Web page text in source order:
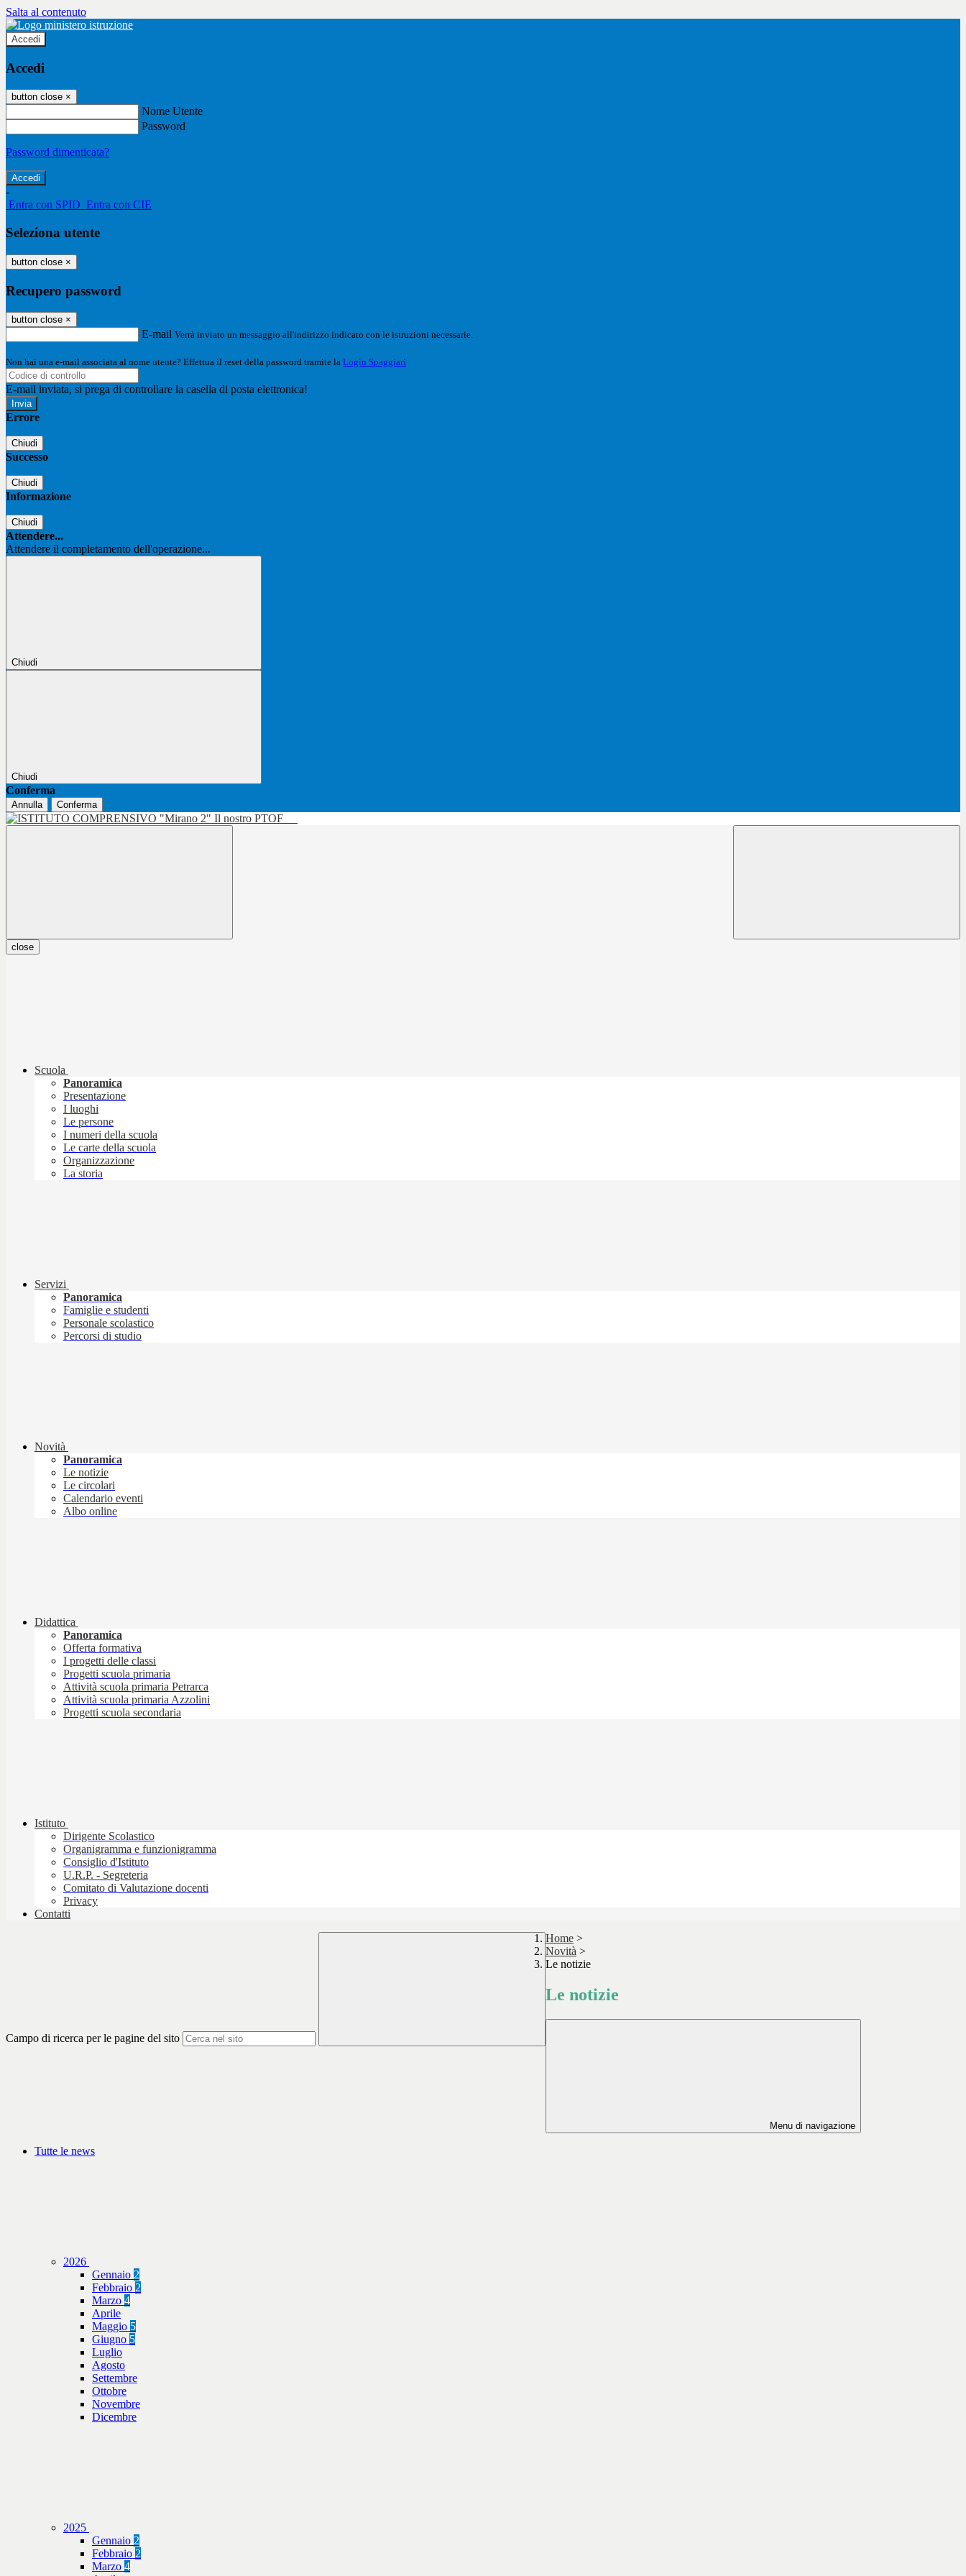
Salta al contenuto
Accedi
Accedi
button close ×
Nome Utente
Password
Password dimenticata?
-
Entra con SPID Entra con CIE
Seleziona utente
button close ×
Recupero password
button close ×
E-mail Verrà inviato un messaggio all'indirizzo indicato con le istruzioni necessarie.
Non hai una e-mail associata al nome utente? Effettua il reset della password tramite la Login Spaggiari
E-mail inviata, si prega di controllare la casella di posta elettronica!
Errore
Chiudi
Successo
Chiudi
Informazione
Chiudi
Attendere...
Attendere il completamento dell'operazione...
Chiudi
Chiudi
Conferma
Annulla Conferma
Il nostro PTOF
close
Scuola
Panoramica
Presentazione
I luoghi
Le persone
I numeri della scuola
Le carte della scuola
Organizzazione
La storia
Servizi
Panoramica
Famiglie e studenti
Personale scolastico
Percorsi di studio
Novità
Panoramica
Le notizie
Le circolari
Calendario eventi
Albo online
Didattica
Panoramica
Offerta formativa
I progetti delle classi
Progetti scuola primaria
Attività scuola primaria Petrarca
Attività scuola primaria Azzolini
Progetti scuola secondaria
Istituto
Dirigente Scolastico
Organigramma e funzionigramma
Consiglio d'Istituto
U.R.P. - Segreteria
Comitato di Valutazione docenti
Privacy
Contatti
Campo di ricerca per le pagine del sito
Home >
Novità >
Le notizie
Le notizie
Menu di navigazione
Tutte le news
2026
Gennaio 2
Febbraio 2
Marzo 4
Aprile
Maggio 5
Giugno 5
Luglio
Agosto
Settembre
Ottobre
Novembre
Dicembre
2025
Gennaio 2
Febbraio 2
Marzo 4